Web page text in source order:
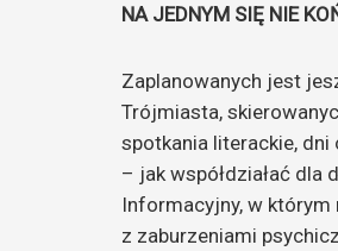
NA JEDNYM SIĘ NIE
Zaplanowanych jest
Trójmiasta,
spotkania literackie,
– jak współdziałać dla
Informacyjny, w
z zaburzeniami